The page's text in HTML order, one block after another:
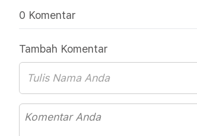
0 Komentar
Tambah Komentar